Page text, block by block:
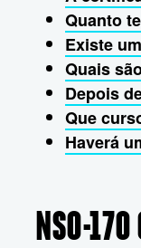
Quanto
Existe
Quais
Depois
Que
Haverá
NS0-170